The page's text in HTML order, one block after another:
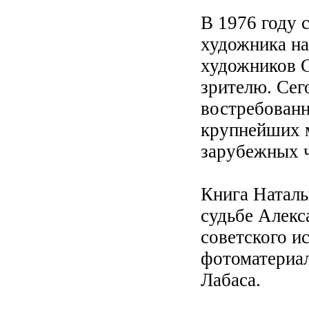
В 1976 году
художника
художников
зрителю.
крупнейших
зарубежных
Книга
судьбе
советского
Лабаса.